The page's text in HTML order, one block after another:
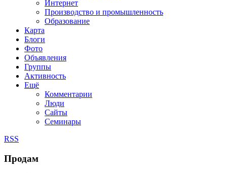
Интернет
Производство и промышленность
Образование
Карта
Блоги
Фото
Объявления
Группы
Активность
Ещё
Комментарии
Люди
Сайты
Семинары
RSS
Продам